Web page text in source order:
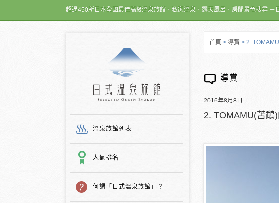
超過450所日本全國最佳高級溫泉旅館、私家溫泉、露天風呂、房間景色搜尋 －
溫泉旅館列表
人氣排名
何謂「日式溫泉旅館」？
首頁 > 導賞 > 2.
導賞
2016年8月8日
2. TOMAMU(苫鵡